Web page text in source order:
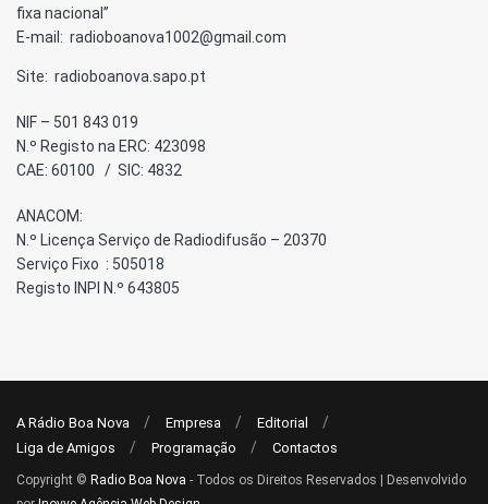
fixa nacional”
E-mail: radioboanova1002@gmail.com
Site: radioboanova.sapo.pt
NIF – 501 843 019
N.º Registo na ERC: 423098
CAE: 60100 / SIC: 4832
ANACOM:
N.º Licença Serviço de Radiodifusão – 20370
Serviço Fixo : 505018
Registo INPI N.º 643805
A Rádio Boa Nova Empresa
Editorial
Liga de Amigos
Programação Contactos
Copyright © Radio Boa Nova - Todos os Direitos Reservados | Desenvolvido